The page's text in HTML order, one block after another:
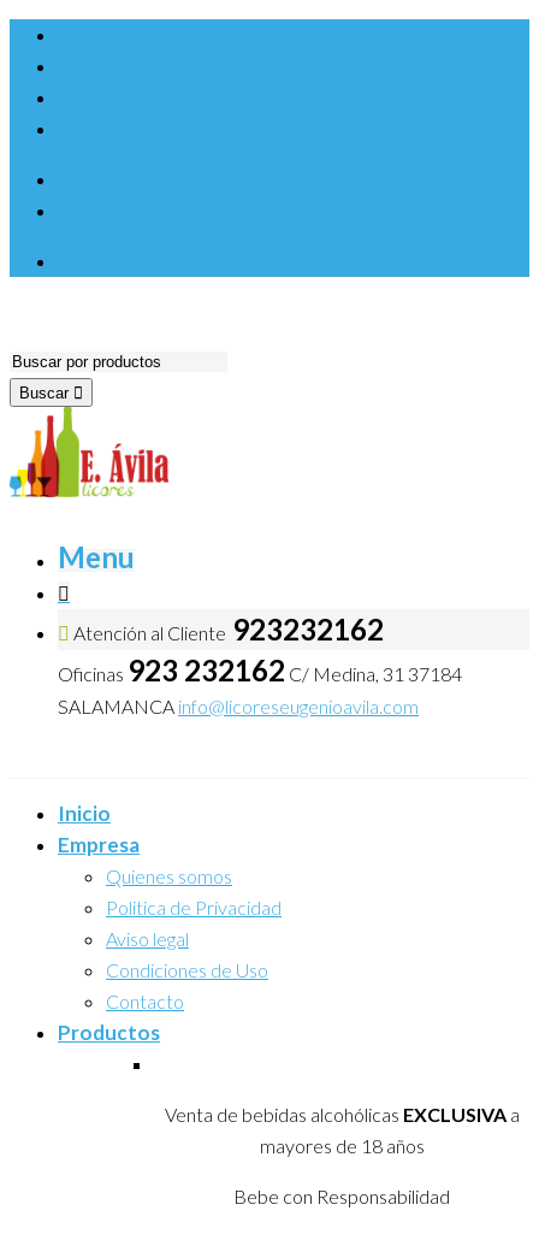
contenido
Buscar
Menu
Atención al Cliente 923232162
Oficinas 923 232162 C/ Medina, 31 37184
SALAMANCA info@licoreseugenioavila.com
Inicio
Empresa
Quienes somos
Politica de Privacidad
Aviso legal
Condiciones de Uso
Contacto
Productos
Venta de bebidas alcohólicas EXCLUSIVAa
mayores de 18 años
Bebe con Responsabilidad